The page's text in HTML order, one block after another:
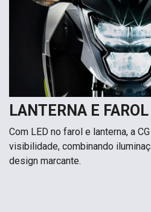
LANTERNA E
Com LED no farol e lanterna, a
visibilidade, combinando
design marcante.